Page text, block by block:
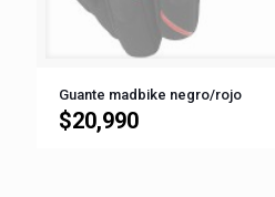
Guante madbike negro/rojo
$20,990